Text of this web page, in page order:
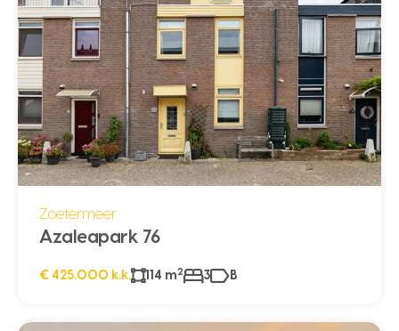
Zoetermeer
Azaleapark 76
€ 425.000 k.k. 114 m2 3 B